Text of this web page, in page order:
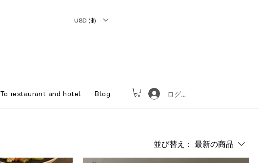
USD ($)
To restaurant and hotel Blog ログイン
並び替え： 最新の商品